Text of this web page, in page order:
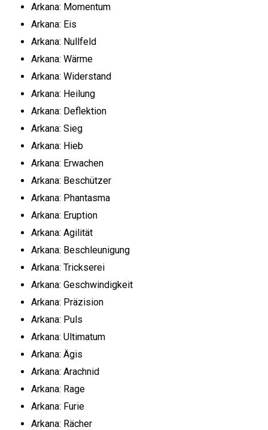
Arkana: Momentum
Arkana: Eis
Arkana: Nullfeld
Arkana: Wärme
Arkana: Widerstand
Arkana: Heilung
Arkana: Deflektion
Arkana: Sieg
Arkana: Hieb
Arkana: Erwachen
Arkana: Beschützer
Arkana: Phantasma
Arkana: Eruption
Arkana: Agilität
Arkana: Beschleunigung
Arkana: Trickserei
Arkana: Geschwindigkeit
Arkana: Präzision
Arkana: Puls
Arkana: Ultimatum
Arkana: Ägis
Arkana: Arachnid
Arkana: Rage
Arkana: Furie
Arkana: Rächer